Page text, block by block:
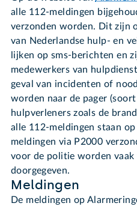
alle 112-meldingen
verzonden worden. Dit zijn
van Nederlandse hulp- en
lijken op sms-berichten en
medewerkers van
geval van incidenten of
worden naar de pager
hulpverleners zoals de
alle 112-meldingen staan
meldingen via P2000
voor de politie worden
doorgegeven.
Meldingen
De meldingen op